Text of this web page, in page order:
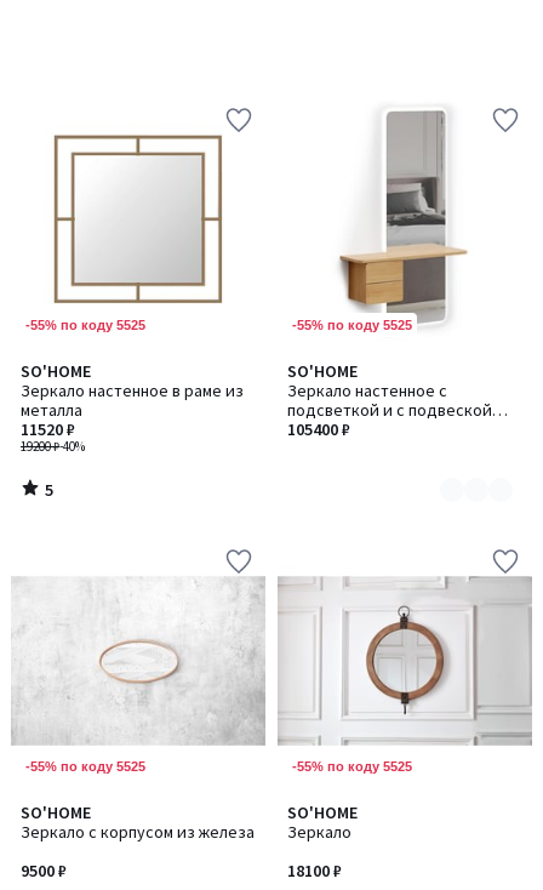
-55% по коду 5525
SO'HOME
Зеркало настенное в раме из
металла
19200 ₽-40%
11520 ₽
5
/
5
5
/
-55% по коду 5525
SO'HOME
Зеркало настенное с
подсветкой и с подвеской
тумбой 170 см
105400 ₽
Количество
цветов:
2
-55% по коду 5525
SO'HOME
Зеркало с корпусом из железа
9500 ₽
-55% по коду 5525
SO'HOME
Зеркало
18100 ₽